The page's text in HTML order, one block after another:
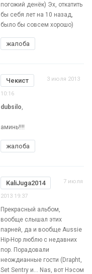
погожий денёк) Эх, откатить
бы себя лет на 10 назад,
было бы совсем хорошо)
жалоба
Чекист 3 июля 2013
10:16
dubsilo,
аминь!!!!
жалоба
KaliJuga2014 7 июля
2013 19:37
Прекрасный альбом,
вообще слышал этих
парней, да и вообще Aussie
Hip-Hop люблю с недавних
пор. Порадовали
неождианные гости (Drapht,
Set Sentry и... Nas, вот Нэсом